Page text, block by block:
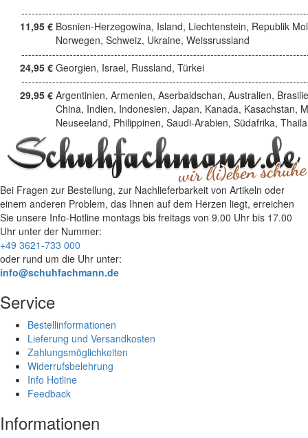
11,95 € Bosnien-Herzegowina, Island, Liechtenstein, Republik
Norwegen, Schweiz, Ukraine, Weissrussland
24,95 € Georgien, Israel, Russland, Türkei
29,95 € Argentinien, Armenien, Aserbaidschan, Australien,
China, Indien, Indonesien, Japan, Kanada, Kasachstan,
Neuseeland, Philippinen, Saudi-Arabien, Südafrika,
Bei Fragen zur Bestellung, zur Nachlieferbarkeit von Artikeln oder
einem anderen Problem, das Ihnen auf dem Herzen liegt, erreichen
Sie unsere Info-Hotline montags bis freitags von 9.00 Uhr bis 17.00
Uhr unter der Nummer:
+49 3621-733 000
oder rund um die Uhr unter:
info@schuhfachmann.de
Service
Bestellinformationen
Lieferung und Versandkosten
Zahlungsmöglichkeiten
Widerrufsbelehrung
Info Hotline
Feedback
Informationen